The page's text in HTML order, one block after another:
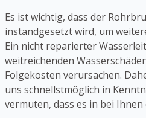
Es ist wichtig, dass der
instandgesetzt wird, um
Ein nicht reparierter
weitreichenden
Folgekosten verursachen.
uns schnellstmöglich in
vermuten, dass es in bei